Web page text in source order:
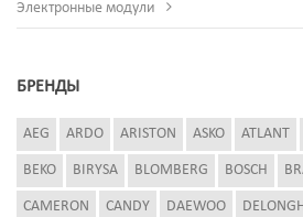
Электронные модули
БРЕНДЫ
AEG ARDO ARISTON ASKO ATLANT
BEKO BIRYSA BLOMBERG BOSCH
CAMERON CANDY DAEWOO